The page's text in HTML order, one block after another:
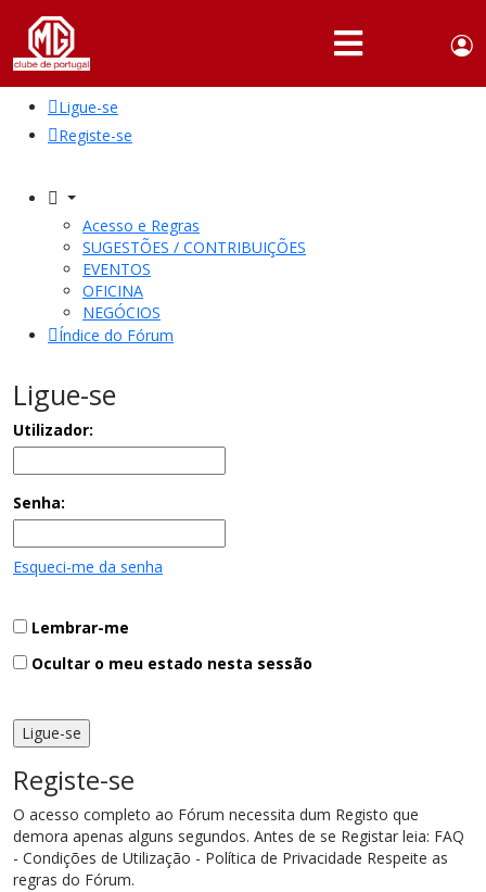
Portuguese,
English
QUEM
SOMOS
ATIVIDADES
NOTÍCIAS
FÓRUM
Ligue-se
Registe-se
Acesso e Regras
SUGESTÕES / CONTRIBUIÇÕES
EVENTOS
OFICINA
NEGÓCIOS
Índice do Fórum
Ligue-se
Utilizador:
Senha:
Esqueci-me da senha
Lembrar-me
Ocultar o meu estado nesta sessão
Registe-se
O acesso completo ao Fórum necessita dum Registo que
demora apenas alguns segundos. Antes de se Registar leia: FAQ
- Condições de Utilização - Política de Privacidade Respeite as
regras do Fórum.